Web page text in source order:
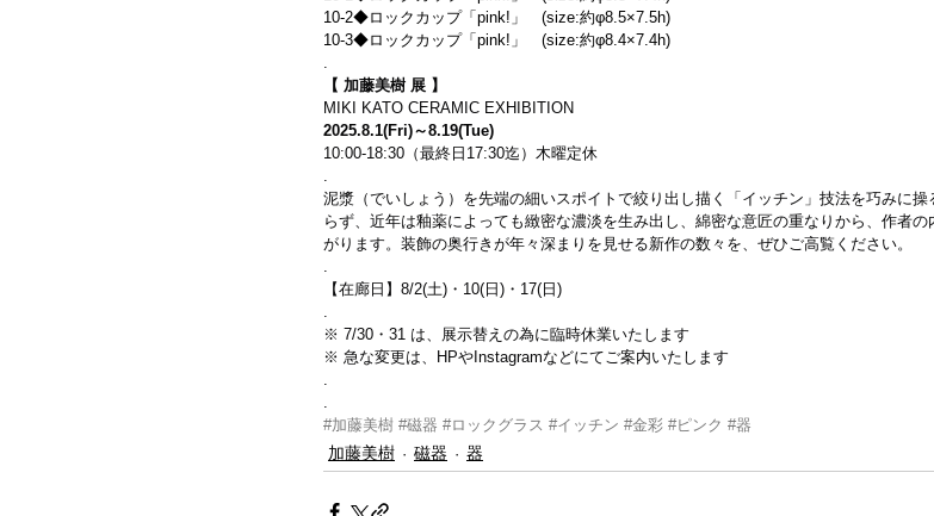
10-2◆ロックカップ「pink!」　(size:約φ8.5×7.5h)
10-3◆ロックカップ「pink!」　(size:約φ8.4×7.4h)
.
【 加藤美樹 展 】
MIKI KATO CERAMIC EXHIBITION
2025.8.1(Fri)～8.19(Tue)
10:00-18:30（最終日17:30迄）木曜定休
.
泥漿（でいしょう）を先端の細いスポイトで絞り出し描く「イッチン」技法を巧みに
らず、近年は釉薬によっても緻密な濃淡を生み出し、綿密な意匠の重なりから、作者
がります。装飾の奥行きが年々深まりを見せる新作の数々を、ぜひご高覧ください。
.
【在廊日】8/2(土)・10(日)・17(日)
.
※ 7/30・31 は、展示替えの為に臨時休業いたします
※ 急な変更は、HPやInstagramなどにてご案内いたします
.
.
#加藤美樹 #磁器 #ロックグラス #イッチン #金彩 #ピンク #器
加藤美樹 磁器 器